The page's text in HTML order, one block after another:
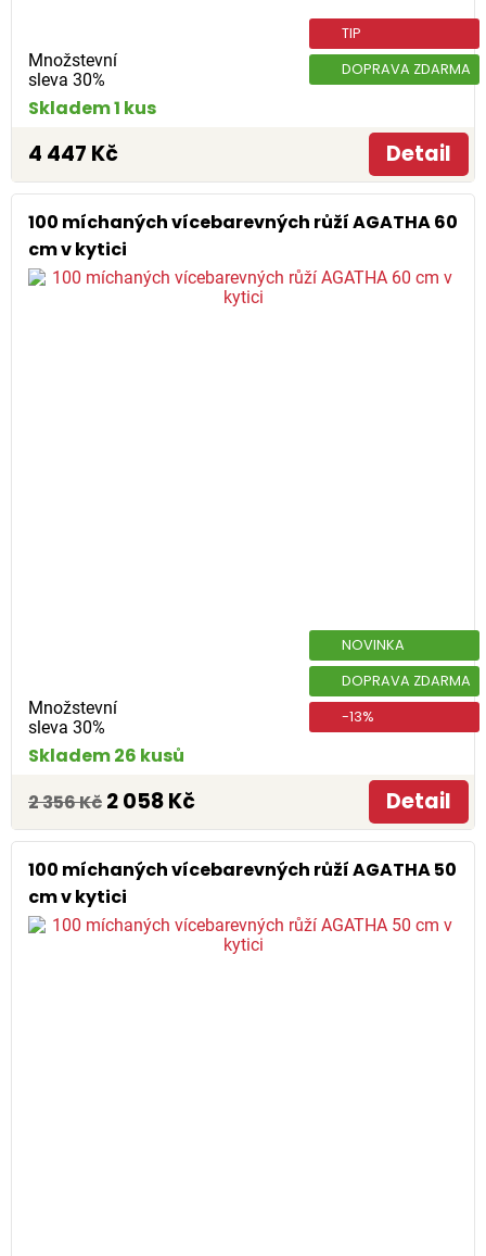
Množstevní
sleva 30%
TIP
DOPRAVA ZDARMA
Skladem 1 kus
4 447 Kč Detail
100 míchaných vícebarevných růží AGATHA 60
cm v kytici
Množstevní
sleva 30%
NOVINKA
DOPRAVA ZDARMA
-13%
Skladem 26 kusů
2 356 Kč 2 058 Kč Detail
100 míchaných vícebarevných růží AGATHA 50
cm v kytici